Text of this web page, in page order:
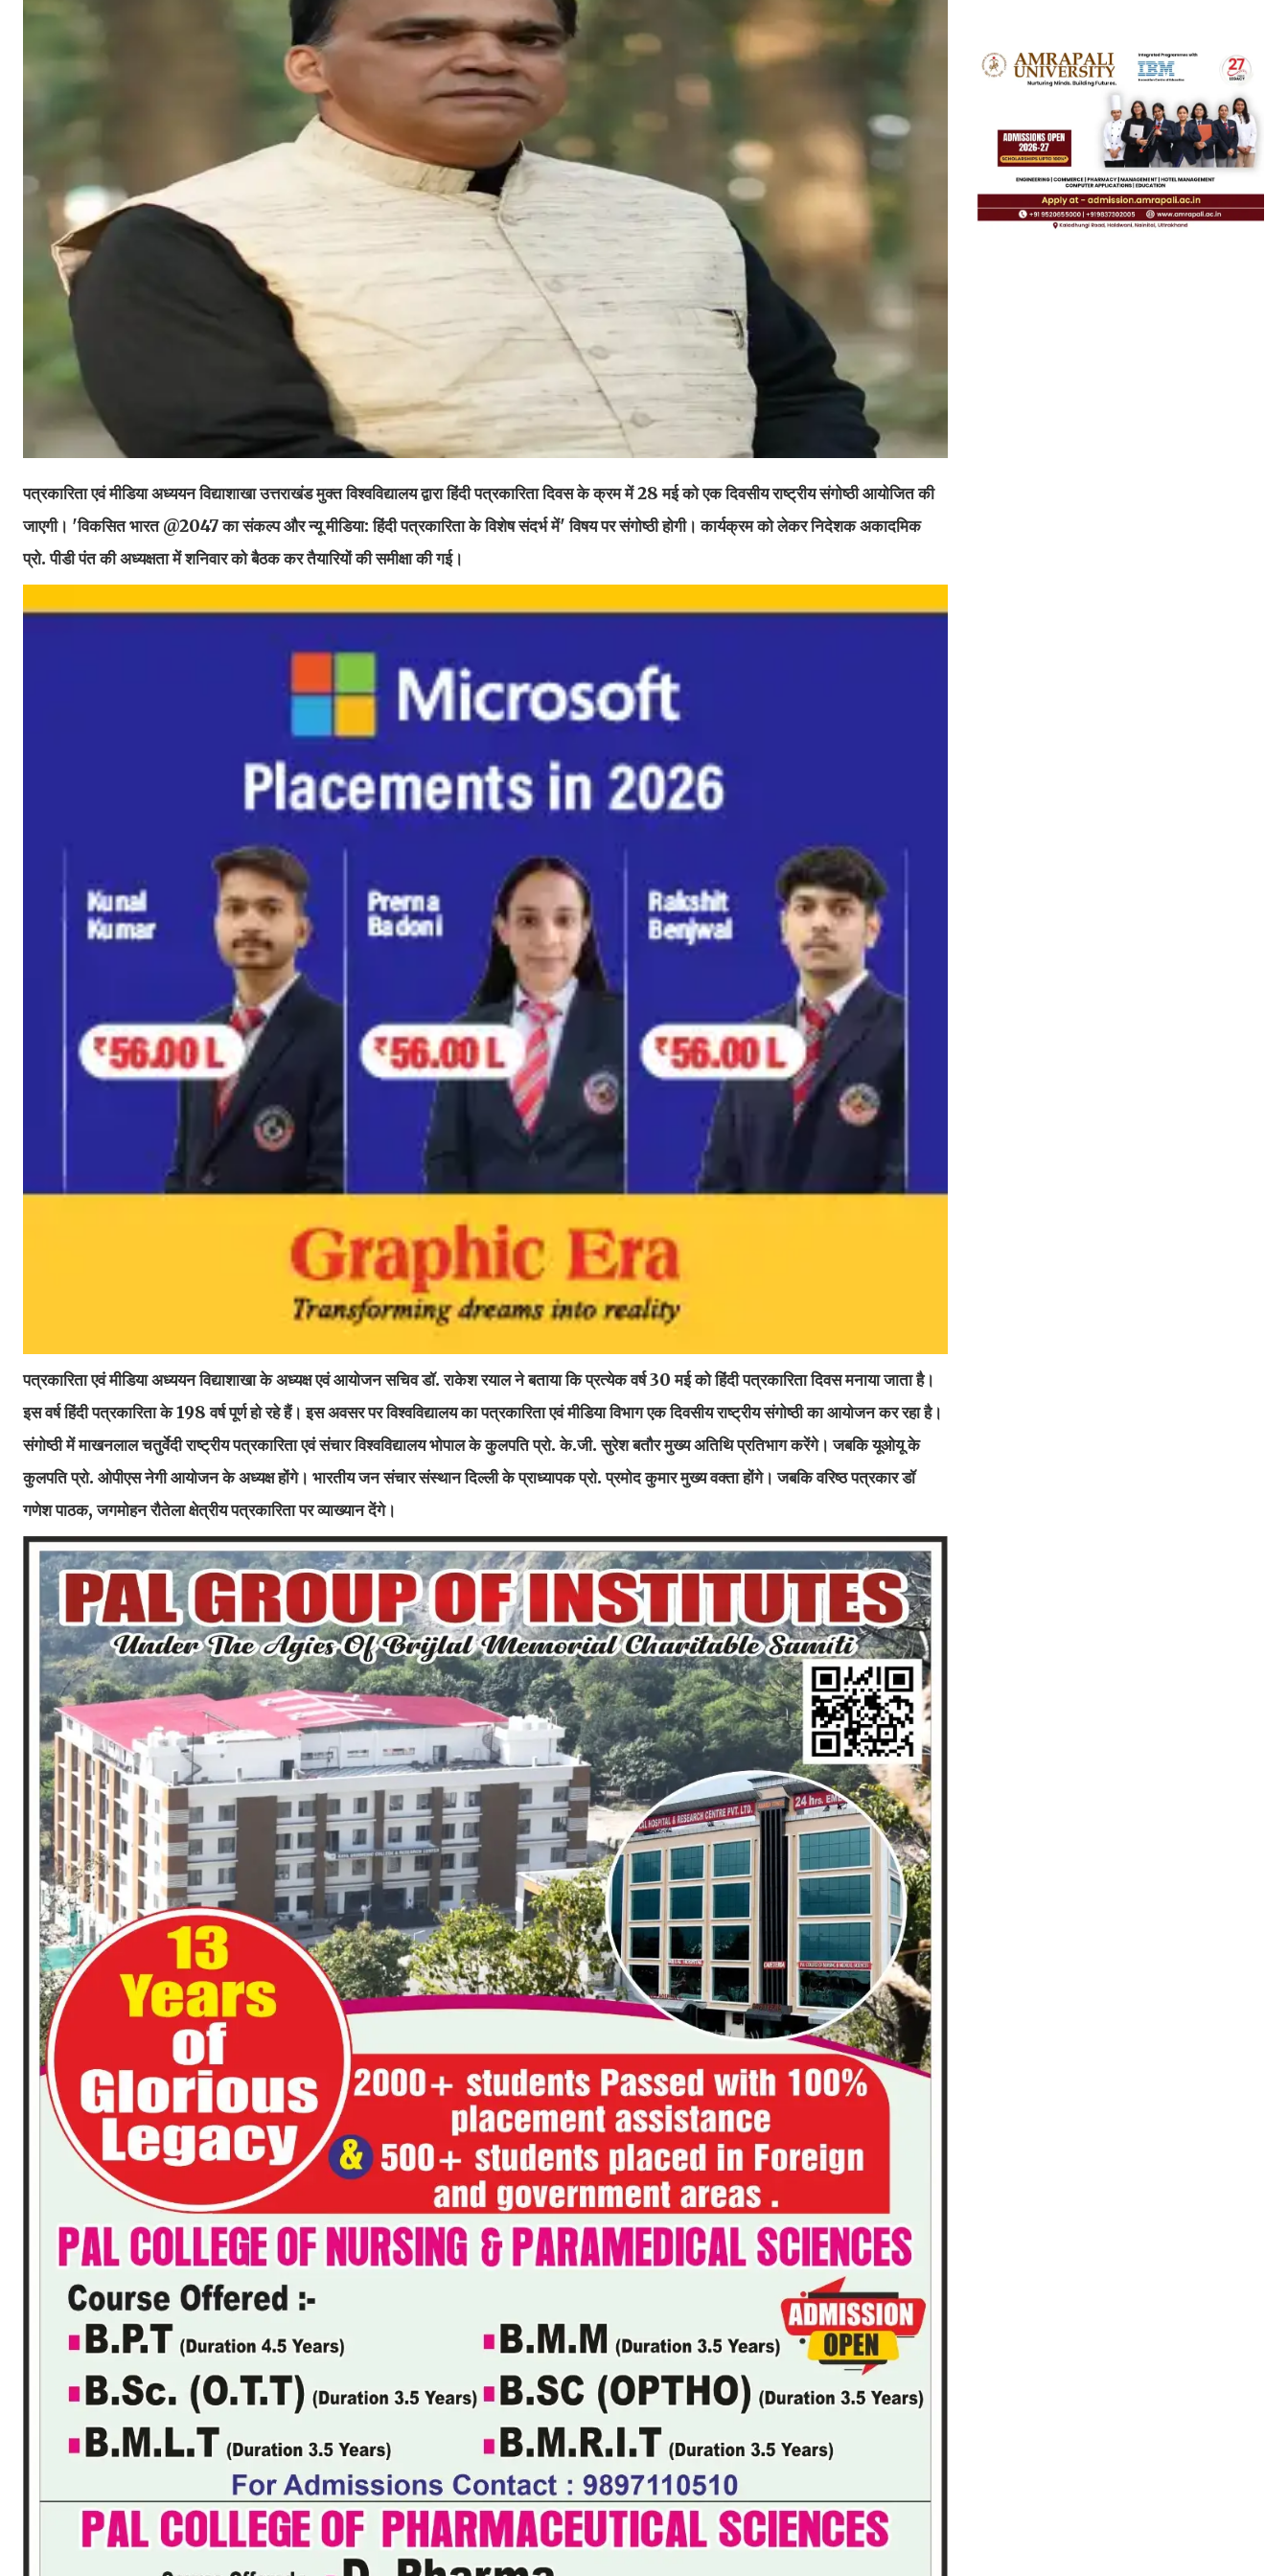
पत्रकारिता एवं मीडिया अध्ययन विद्याशाखा उत्तराखंड मुक्त विश्वविद्यालय द्वारा हिंदी पत्रकारिता दिवस के क्रम में 28 मई को एक दिवसीय राष्ट्रीय संगोष्ठी आयोजित की
जाएगी। 'विकसित भारत @2047 का संकल्प और न्यू मीडिया: हिंदी पत्रकारिता के विशेष संदर्भ में' विषय पर संगोष्ठी होगी। कार्यक्रम को लेकर निदेशक अकादमिक
प्रो. पीडी पंत की अध्यक्षता में शनिवार को बैठक कर तैयारियों की समीक्षा की गई।
पत्रकारिता एवं मीडिया अध्ययन विद्याशाखा के अध्यक्ष एवं आयोजन सचिव डॉ. राकेश रयाल ने बताया कि प्रत्येक वर्ष 30 मई को हिंदी पत्रकारिता दिवस मनाया जाता है।
इस वर्ष हिंदी पत्रकारिता के 198 वर्ष पूर्ण हो रहे हैं। इस अवसर पर विश्वविद्यालय का पत्रकारिता एवं मीडिया विभाग एक दिवसीय राष्ट्रीय संगोष्ठी का आयोजन कर रहा है।
संगोष्ठी में माखनलाल चतुर्वेदी राष्ट्रीय पत्रकारिता एवं संचार विश्वविद्यालय भोपाल के कुलपति प्रो. के.जी. सुरेश बतौर मुख्य अतिथि प्रतिभाग करेंगे। जबकि यूओयू के
कुलपति प्रो. ओपीएस नेगी आयोजन के अध्यक्ष होंगे। भारतीय जन संचार संस्थान दिल्ली के प्राध्यापक प्रो. प्रमोद कुमार मुख्य वक्ता होंगे। जबकि वरिष्ठ पत्रकार डॉ
गणेश पाठक, जगमोहन रौतेला क्षेत्रीय पत्रकारिता पर व्याख्यान देंगे।